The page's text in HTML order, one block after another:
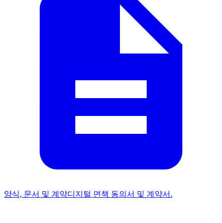
양식, 문서 및 계약디지털 면책 동의서 및 계약서.